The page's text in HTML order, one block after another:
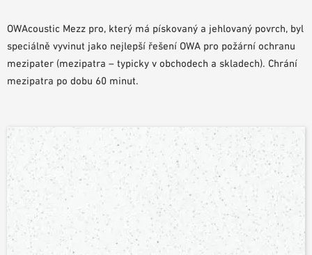
POMŮCKY PRO PLÁNOVÁNÍ
VIDEA
OWAcoustic Mezz pro, který má pískovaný a jehlovaný povrch, byl
speciálně vyvinut jako nejlepší řešení OWA pro požární ochranu
mezipater (mezipatra – typicky v obchodech a skladech). Chrání
mezipatra po dobu 60 minut.